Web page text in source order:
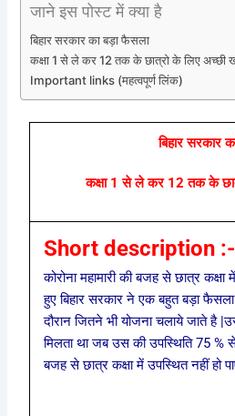
जाने इस पोस्ट में क्या है
बिहार सरकार का बड़ा फैसला
कक्षा 1 से ले कर 12 तक के छात्रो के लिए अच्छी
Important links (महत्वपूर्ण लिंक)
बिहार सरकार
कक्षा 1 से ले कर 12 तक के
Short description :-
कोरोना महामारी की बजह से छात्र
हुए बिहार सरकार ने एक बहुत बड़ा
दौरान जितने भी योजना चलाये जाते है
मिलता था जब उस की उपस्थिति 75 % से
बजह से छात्र कक्षा में उपस्थित नहीं हो